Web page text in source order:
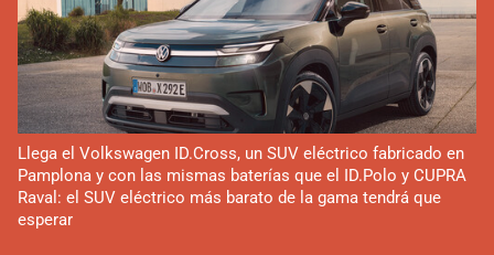
Llega el Volkswagen ID.Cross, un SUV eléctrico fabricado en
Pamplona y con las mismas baterías que el ID.Polo y CUPRA
Raval: el SUV eléctrico más barato de la gama tendrá que
esperar